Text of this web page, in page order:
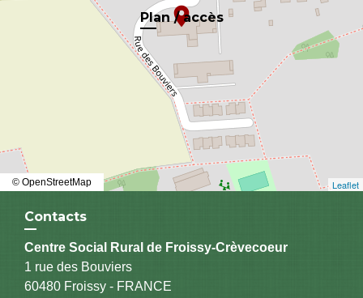
Plan / accès
location_on
Leaflet
© OpenStreetMap
Contacts
Centre Social Rural de Froissy-Crèvecoeur
1 rue des Bouviers
60480 Froissy - FRANCE